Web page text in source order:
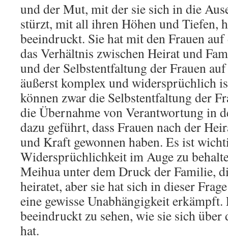
und der Mut, mit der sie sich in die
stürzt, mit all ihren Höhen und Tiefen,
beeindruckt. Sie hat mit den Frauen
das Verhältnis zwischen Heirat und
und der Selbstentfaltung der Frauen
äußerst komplex und widersprüchlich
können zwar die Selbstentfaltung der
die Übernahme von Verantwortung in
dazu geführt, dass Frauen nach der
und Kraft gewonnen haben. Es ist
Widersprüchlichkeit im Auge zu
Meihua unter dem Druck der Familie,
heiratet, aber sie hat sich in dieser
eine gewisse Unabhängigkeit
beeindruckt zu sehen, wie sie sich über
hat.